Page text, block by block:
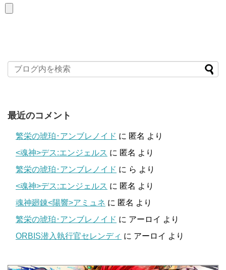
最近のコメント
繁栄の琥珀･アンブレノイド に 匿名 より
<魂神>デス:エンジェルス に 匿名 より
繁栄の琥珀･アンブレノイド に ら より
<魂神>デス:エンジェルス に 匿名 より
魂神廻錬<陽響>アミュネ に 匿名 より
繁栄の琥珀･アンブレノイド に アーロイ より
ORBIS潜入執行官セレンディ に アーロイ より